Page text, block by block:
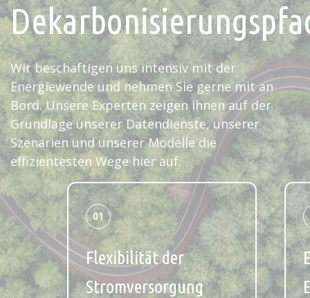
Wir beschäftigen uns intensiv mit der
Energiewende und nehmen Sie gerne mit an
Bord. Unsere Experten zeigen Ihnen auf der
Grundlage unserer Datendienste, unserer
Szenarien und unserer Modelle die
effizientesten Wege hier auf.
01
Flexibilität der
Stromversorgung